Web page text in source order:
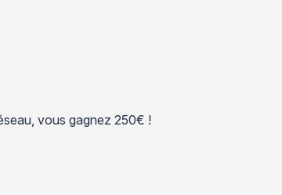
vous gagnez 250€ !